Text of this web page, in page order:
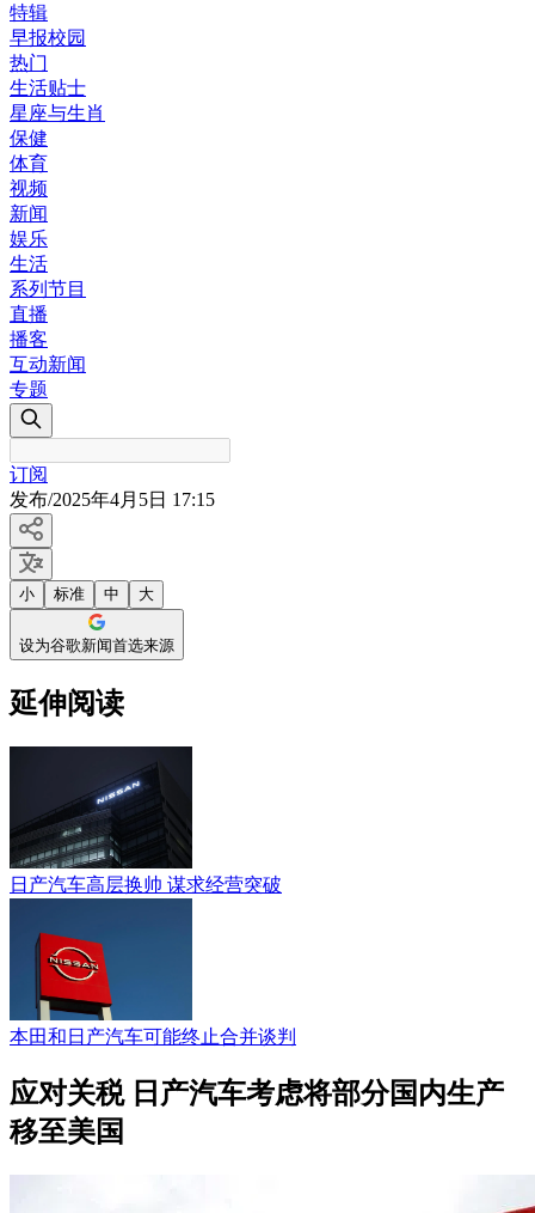
特辑
早报校园
热门
生活贴士
星座与生肖
保健
体育
视频
新闻
娱乐
生活
系列节目
直播
播客
互动新闻
专题
订阅
发布/2025年4月5日 17:15
小 标准 中 大
设为谷歌新闻首选来源
延伸阅读
日产汽车高层换帅 谋求经营突破
本田和日产汽车可能终止合并谈判
应对关税 日产汽车考虑将部分国内生产
移至美国